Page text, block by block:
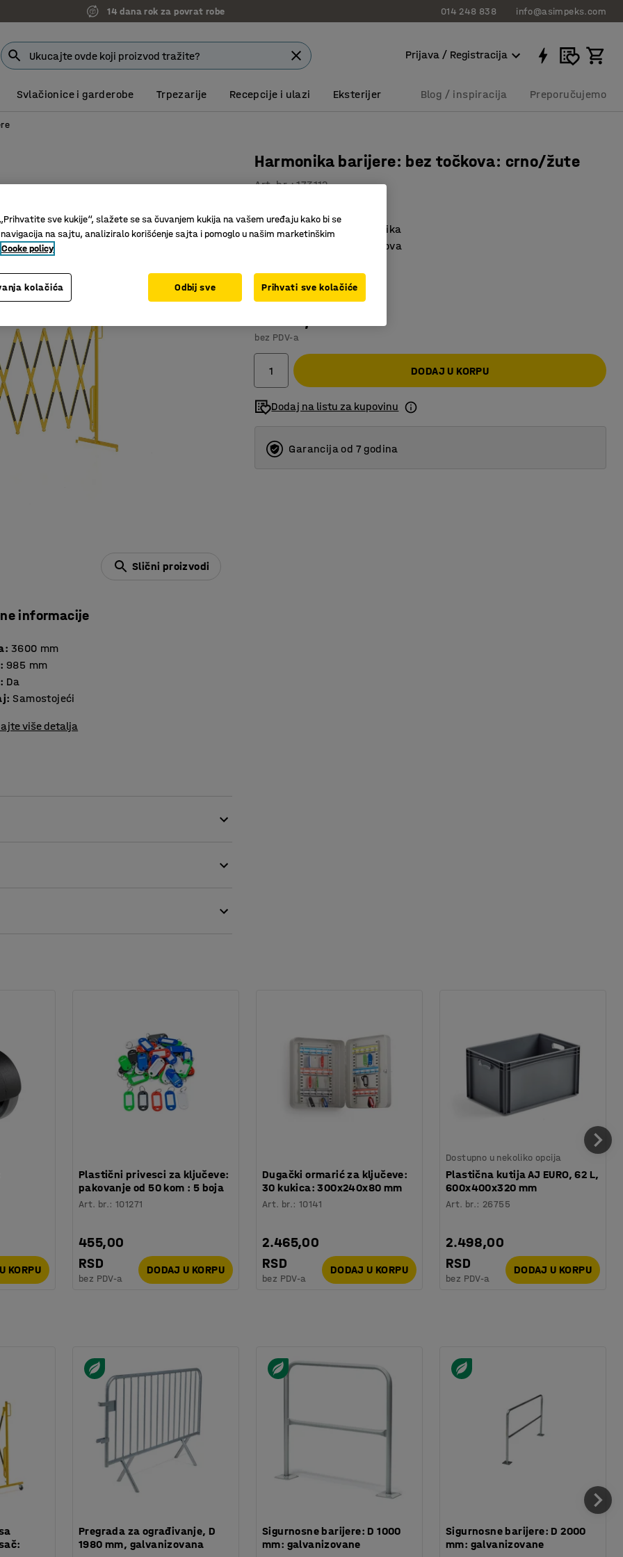
14 dana rok za povrat robe 014 248 838 info@asimpeks.com
Prijava / Registracija
Svlačionice i garderobe Trpezarije Recepcije i ulazi Eksterijer Blog / inspiracija Preporučujemo
Slični proizvodi
informacije
: 3600 mm
: 985 mm
: Da
: Samostojeći
više detalja
Harmonika barijere: bez točkova: crno/žute
Art. br.:173112
Barijere
Razvlače se kao harmonika
Dostupne sa ili bez točkova
Boja:Crna/žuta
bez PDV-a
DODAJ U KORPU
Dodaj na listu za kupovinu
Garancija od 7 godina
KORPU
Plastični privesci za ključeve:
pakovanje od 50 kom : 5 boja
Art. br.:101271
455,00
RSD
bez PDV-a
DODAJ U KORPU
Dugački ormarić za ključeve:
30 kukica: 300x240x80 mm
Art. br.:10141
2.465,00
RSD
bez PDV-a
DODAJ U KORPU
Dostupno u nekoliko opcija
Plastična kutija AJ EURO, 62 L,
600x400x320 mm
Art. br.: 26755
2.498,00
RSD
bez PDV-a
DODAJ U KORPU
Pregrada za ograđivanje, D
1980 mm, galvanizovana
Sigurnosne barijere: D 1000
mm: galvanizovane
Sigurnosne barijere: D 2000
mm: galvanizovane
sve kukije“, slažete se sa čuvanjem kukija na vašem uređaju kako bi se
na sajtu, analiziralo korišćenje sajta i pomoglo u našim marketinškim
Cooke policy
kolačića Odbij sve Prihvati sve kolačiće